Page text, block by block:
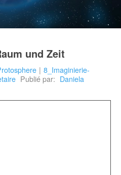
und Zeit
| 8_Imaginierie-
Publié par: Daniela